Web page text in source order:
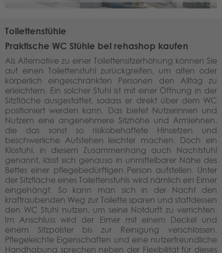
Toilettenstühle
Praktische WC Stühle bei rehashop kaufen
Als Alternative zu einer Toilettensitzerhöhung können Sie
auf einen Toilettenstuhl zurückgreifen, um alten oder
körperlich eingeschränkten Personen den Alltag zu
erleichtern. Ein solcher Stuhl ist mit einer Öffnung in der
Sitzfläche ausgestattet, sodass er direkt über dem WC
positioniert werden kann. Das bietet Nutzerinnen und
Nutzern eine angenehmere Sitzhöhe und Armlehnen,
die das sonst so risikobehaftete Hinsetzen und
beschwerliche Aufstehen leichter machen. Doch ein
Klostuhl, in diesem Zusammenhang auch Nachtstuhl
genannt, lässt sich genauso in unmittelbarer Nähe des
Bettes einer pflegebedürftigen Person aufstellen. Unter
der Sitzfläche eines Toilettenstuhls wird nämlich ein Eimer
eingehängt. So kann man sich in der Nacht den
kraftraubenden Weg zur Toilette sparen und stattdessen
den WC Stuhl nutzen, um seine Notdurft zu verrichten.
Im Anschluss wird der Eimer mit einem Deckel und
einem Sitzpolster bis zur Reinigung verschlossen.
Pflegeleichte Eigenschaften und eine nutzerfreundliche
Handhabung sprechen neben der Flexibilität für dieses